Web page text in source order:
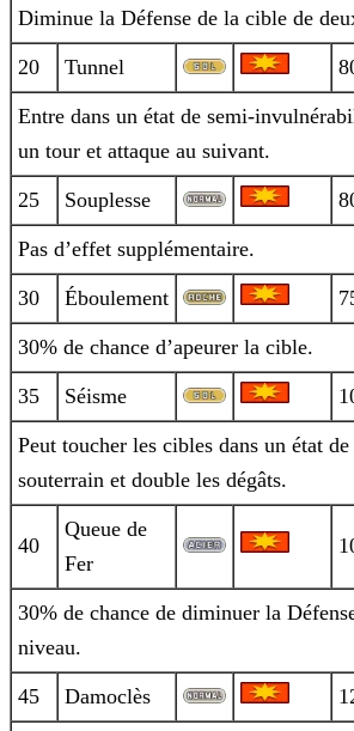
Diminue la Défense de la cible de
20 Tunnel
Entre dans un état de semi-
un tour et attaque au suivant.
25 Souplesse
Pas d’effet supplémentaire.
30 Éboulement
30% de chance d’apeurer la cible.
35 Séisme
Peut toucher les cibles dans un état
souterrain et double les dégâts.
40
Queue de
Fer
30% de chance de diminuer la
niveau.
45 Damoclès